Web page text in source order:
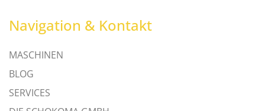
Navigation & Kontakt
MASCHINEN
BLOG
SERVICES